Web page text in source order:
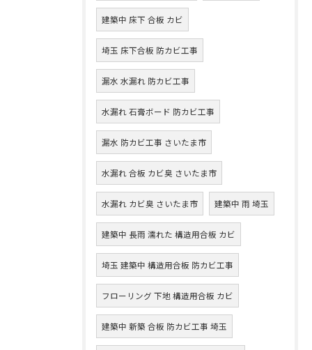
建築中 床下 合板 カビ
埼玉 床下合板 防カビ工事
漏水 水漏れ 防カビ工事
水漏れ 石膏ボード 防カビ工事
漏水 防カビ工事 さいたま市
水漏れ 合板 カビ臭 さいたま市
水漏れ カビ臭 さいたま市 建築中 雨 埼玉
建築中 長雨 濡れた 構造用合板 カビ
埼玉 建築中 構造用合板 防カビ工事
フローリング 下地 構造用合板 カビ
建築中 新築 合板 防カビ工事 埼玉